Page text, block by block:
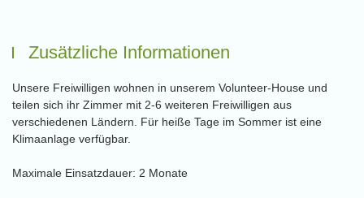
Zusätzliche Informationen
Unsere Freiwilligen wohnen in unserem Volunteer-House und
teilen sich ihr Zimmer mit 2-6 weiteren Freiwilligen aus
verschiedenen Ländern. Für heiße Tage im Sommer ist eine
Klimaanlage verfügbar.
Maximale Einsatzdauer: 2 Monate